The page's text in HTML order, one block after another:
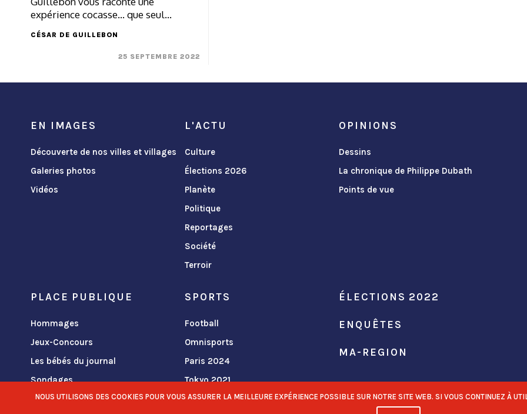
expérience cocasse... que seul…
CÉSAR DE GUILLEBON
25 SEPTEMBRE 2022
EN IMAGES
Découverte de nos villes et villages
Galeries photos
Vidéos
L'ACTU
Culture
Élections 2026
Planète
Politique
Reportages
Société
Terroir
OPINIONS
Dessins
La chronique de Philippe Dubath
Points de vue
PLACE PUBLIQUE
Hommages
Jeux-Concours
Les bébés du journal
Sondages
SPORTS
Football
Omnisports
Paris 2024
Tokyo 2021
ÉLECTIONS 2022
ENQUÊTES
MA-REGION
NOUS UTILISONS DES COOKIES POUR VOUS ASSURER LA MEILLEURE EXPÉRIENCE POSSIBLE SUR NOTRE SITE WEB. SI VOUS CONTINUEZ À